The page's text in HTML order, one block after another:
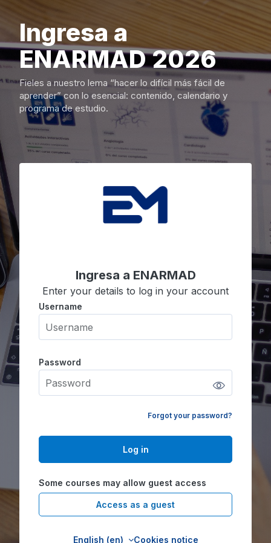
Ingresa a ENARMAD
Enter your details to log in your account
Username
Username
Password
Password
Forgot your password?
Log in
Some courses may allow guest access
Access as a guest
English ‎(en)‎ Cookies notice
Ingresa a
ENARMAD 2026
Fieles a nuestro lema “hacer lo difícil más fácil de
aprender” con lo esencial: contenido, calendario y
programa de estudio.